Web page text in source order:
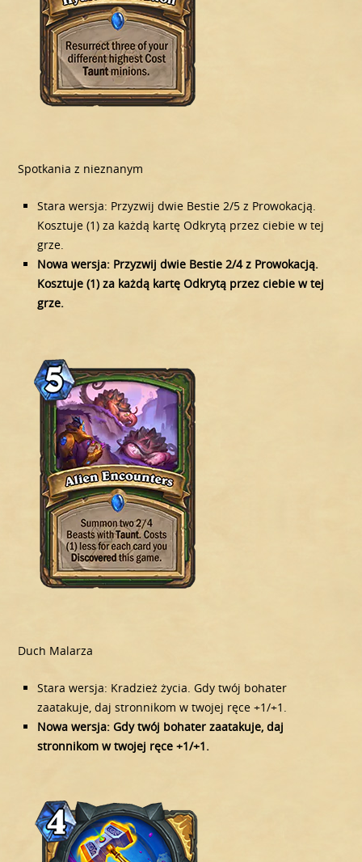
Spotkania z nieznanym
Stara wersja: Przyzwij dwie Bestie 2/5 z Prowokacją.
Kosztuje (1) za każdą kartę Odkrytą przez ciebie w tej
grze.
Nowa wersja: Przyzwij dwie Bestie 2/4 z Prowokacją.
Kosztuje (1) za każdą kartę Odkrytą przez ciebie w tej
grze.
Duch Malarza
Stara wersja: Kradzież życia. Gdy twój bohater
zaatakuje, daj stronnikom w twojej ręce +1/+1.
Nowa wersja: Gdy twój bohater zaatakuje, daj
stronnikom w twojej ręce +1/+1.